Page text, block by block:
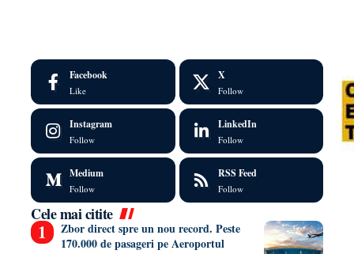
Facebook
Like
X
Follow
Instagram
Follow
LinkedIn
Follow
Medium
Follow
RSS Feed
Follow
Cele mai citite
Zbor direct spre un nou record. Peste
170.000 de pasageri pe Aeroportul